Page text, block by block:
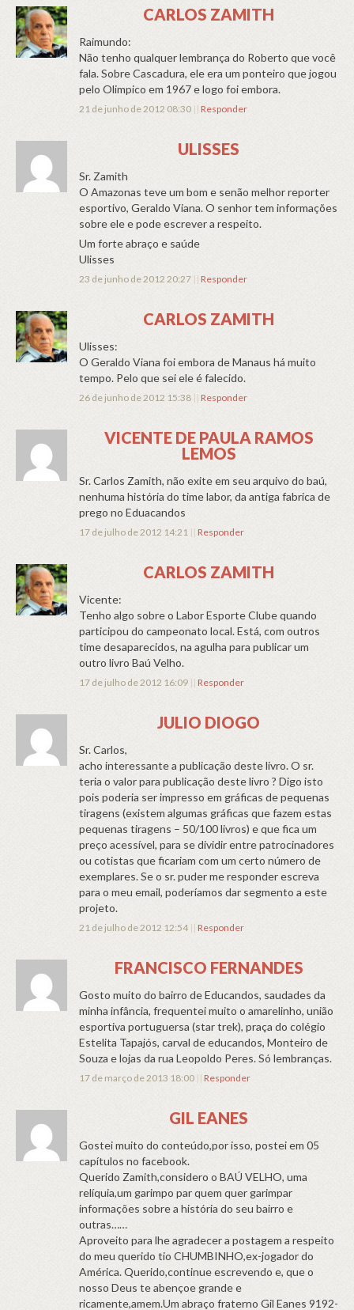
CARLOS ZAMITH
Raimundo:
Não tenho qualquer lembrança do Roberto que você
fala. Sobre Cascadura, ele era um ponteiro que jogou
pelo Olimpico em 1967 e logo foi embora.
21 de junho de 2012 08:30 || Responder
ULISSES
Sr. Zamith
O Amazonas teve um bom e senão melhor reporter
esportivo, Geraldo Viana. O senhor tem informações
sobre ele e pode escrever a respeito.
Um forte abraço e saúde
Ulisses
23 de junho de 2012 20:27 || Responder
CARLOS ZAMITH
Ulisses:
O Geraldo Viana foi embora de Manaus há muito
tempo. Pelo que sei ele é falecido.
26 de junho de 2012 15:38 || Responder
VICENTE DE PAULA RAMOS
LEMOS
Sr. Carlos Zamith, não exite em seu arquivo do baú,
nenhuma história do time labor, da antiga fabrica de
prego no Eduacandos
17 de julho de 2012 14:21 || Responder
CARLOS ZAMITH
Vicente:
Tenho algo sobre o Labor Esporte Clube quando
participou do campeonato local. Está, com outros
time desaparecidos, na agulha para publicar um
outro livro Baú Velho.
17 de julho de 2012 16:09 || Responder
JULIO DIOGO
Sr. Carlos,
acho interessante a publicação deste livro. O sr.
teria o valor para publicação deste livro ? Digo isto
pois poderia ser impresso em gráficas de pequenas
tiragens (existem algumas gráficas que fazem estas
pequenas tiragens – 50/100 livros) e que fica um
preço acessível, para se dividir entre patrocinadores
ou cotistas que ficariam com um certo número de
exemplares. Se o sr. puder me responder escreva
para o meu email, poderíamos dar segmento a este
projeto.
21 de julho de 2012 12:54 || Responder
FRANCISCO FERNANDES
Gosto muito do bairro de Educandos, saudades da
minha infância, frequentei muito o amarelinho, união
esportiva portuguersa (star trek), praça do colégio
Estelita Tapajós, carval de educandos, Monteiro de
Souza e lojas da rua Leopoldo Peres. Só lembranças.
17 de março de 2013 18:00 || Responder
GIL EANES
Gostei muito do conteúdo,por isso, postei em 05
capítulos no facebook.
Querido Zamith,considero o BAÚ VELHO, uma
relíquia,um garimpo par quem quer garimpar
informações sobre a história do seu bairro e
outras……
Aproveito para lhe agradecer a postagem a respeito
do meu querido tio CHUMBINHO,ex-jogador do
América. Querido,continue escrevendo e, que o
nosso Deus te abençoe grande e
ricamente,amem.Um abraço fraterno Gil Eanes 9192-